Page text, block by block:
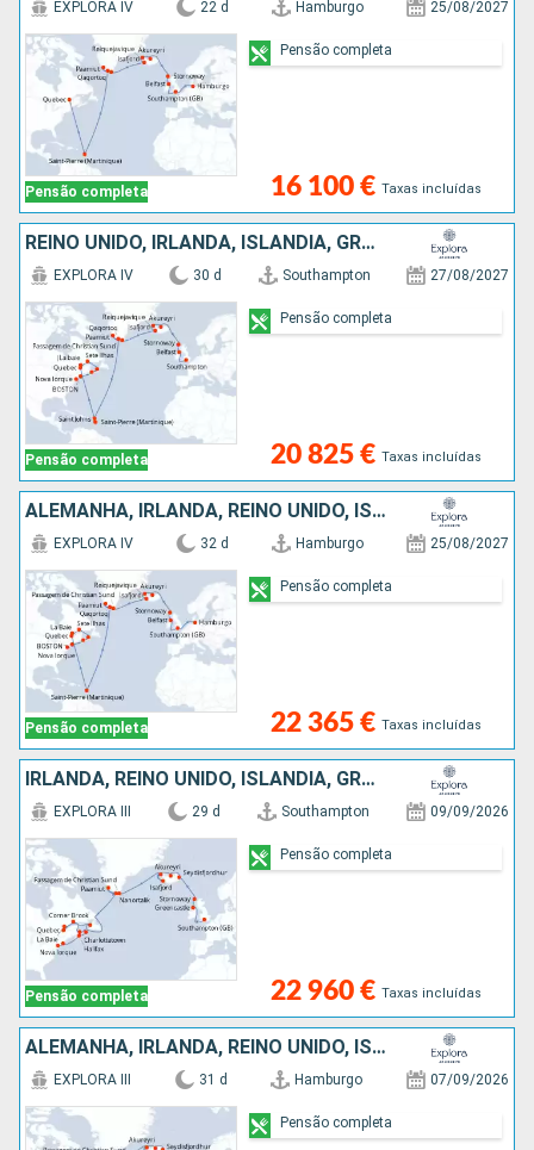
Pensão completa
EXPLORA IV 22 d Hamburgo 25/08/2027
16 100 € Taxas incluídas
Pensão completa
REINO UNIDO, IRLANDA, ISLÂNDIA, GROENLANDIA, ANTÍGUA E BARBUDA, MARTINICA, CANADÁ, ESTADOS UNIDOS
Pensão completa
EXPLORA IV 30 d Southampton 27/08/2027
20 825 € Taxas incluídas
Pensão completa
ALEMANHA, IRLANDA, REINO UNIDO, ISLÂNDIA, GROENLANDIA, ANTÍGUA E BARBUDA, MARTINICA, CANADÁ, ESTADOS UNIDOS
Pensão completa
EXPLORA IV 32 d Hamburgo 25/08/2027
22 365 € Taxas incluídas
Pensão completa
IRLANDA, REINO UNIDO, ISLÂNDIA, GROENLANDIA, CANADÁ, ESTADOS UNIDOS
Pensão completa
EXPLORA III 29 d Southampton 09/09/2026
22 960 € Taxas incluídas
Pensão completa
ALEMANHA, IRLANDA, REINO UNIDO, ISLÂNDIA, GROENLANDIA, CANADÁ, ESTADOS UNIDOS
EXPLORA III 31 d Hamburgo 07/09/2026
Pensão completa